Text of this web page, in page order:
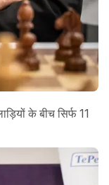
के बीच सिर्फ 11